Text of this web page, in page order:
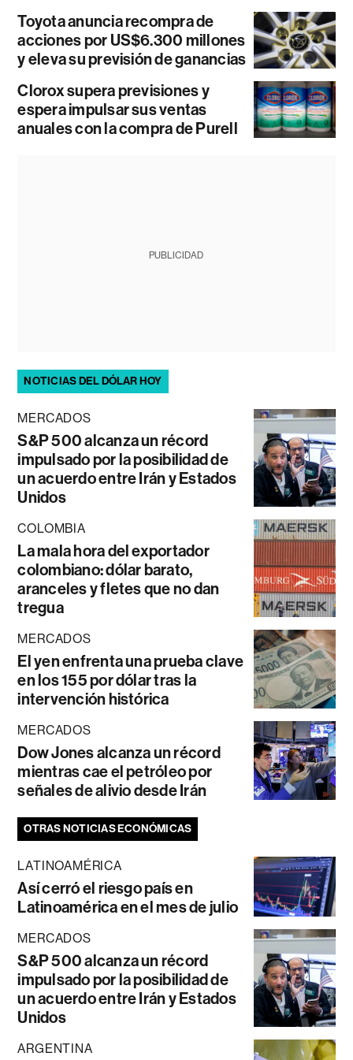
Toyota anuncia recompra de
acciones por US$6.300 millones
y eleva su previsión de ganancias
Clorox supera previsiones y
espera impulsar sus ventas
anuales con la compra de Purell
PUBLICIDAD
NOTICIAS DEL DÓLAR HOY
MERCADOS
S&P 500 alcanza un récord
impulsado por la posibilidad de
un acuerdo entre Irán y Estados
Unidos
COLOMBIA
La mala hora del exportador
colombiano: dólar barato,
aranceles y fletes que no dan
tregua
MERCADOS
El yen enfrenta una prueba clave
en los 155 por dólar tras la
intervención histórica
MERCADOS
Dow Jones alcanza un récord
mientras cae el petróleo por
señales de alivio desde Irán
OTRAS NOTICIAS ECONÓMICAS
LATINOAMÉRICA
Así cerró el riesgo país en
Latinoamérica en el mes de julio
MERCADOS
S&P 500 alcanza un récord
impulsado por la posibilidad de
un acuerdo entre Irán y Estados
Unidos
ARGENTINA